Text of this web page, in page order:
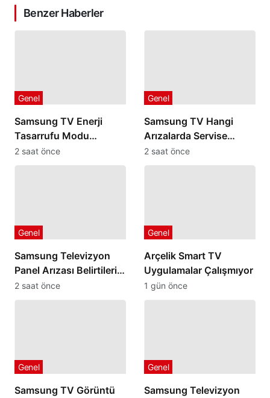
Benzer Haberler
Samsung TV Enerji
Tasarrufu Modu
Kapanmıyorsa
Genel
2 saat önce
Samsung TV Hangi
Arızalarda Servise
Gönderilmelidir
Genel
2 saat önce
Samsung Televizyon
Panel Arızası Belirtileri
Nelerdir
Genel
2 saat önce
Arçelik Smart TV
Uygulamalar Çalışmıyor
Genel
1 gün önce
Samsung TV Görüntü
Genel
Samsung Televizyon
Genel